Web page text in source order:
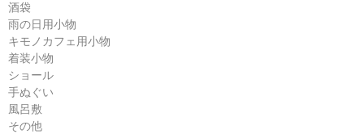
酒袋
雨の日用小物
キモノカフェ用小物
着装小物
ショール
手ぬぐい
風呂敷
その他